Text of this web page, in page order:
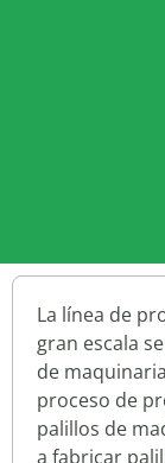
La línea de
gran escala
de
proceso de
palillos de
a fabricar